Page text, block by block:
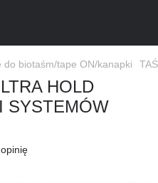
do biotaśm/tape ON/kanapki
HOLD
SYSTEMÓW